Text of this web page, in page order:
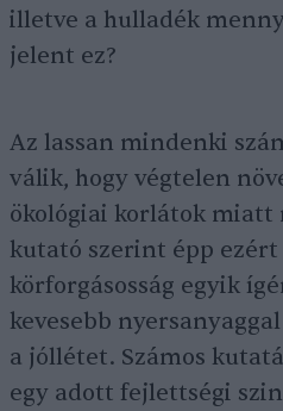
illetve a hulladék
jelent ez?
Az lassan mindenki
válik, hogy végtelen
ökológiai korlátok miatt
kutató szerint épp ezért
körforgásosság egyik
kevesebb
a jóllétet. Számos
egy adott fejlettségi